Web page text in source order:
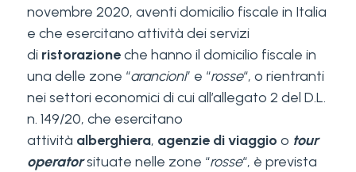
novembre 2020, aventi domicilio fiscale in Italia
e che esercitano attività dei servizi
di ristorazioneche hanno il domicilio fiscale in
una delle zone “arancioni” e “rosse“, o rientranti
nei settori economici di cui all’allegato 2 del D.L.
n. 149/20, che esercitano
attività alberghiera, agenzie di viaggio o tour
operatorsituate nelle zone “rosse“, è prevista